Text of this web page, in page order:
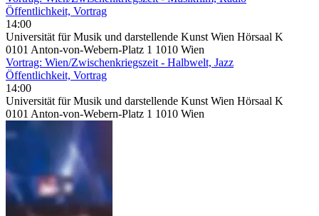
Öffentlichkeit, Vortrag
14:00
Universität für Musik und darstellende Kunst Wien Hörsaal K
0101 Anton-von-Webern-Platz 1 1010 Wien
Vortrag: Wien/Zwischenkriegszeit - Halbwelt, Jazz
Öffentlichkeit, Vortrag
14:00
Universität für Musik und darstellende Kunst Wien Hörsaal K
0101 Anton-von-Webern-Platz 1 1010 Wien